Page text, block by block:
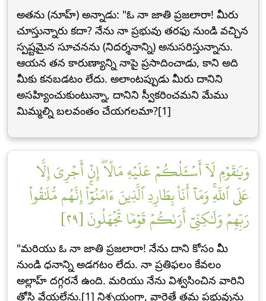
అతను (నూహ్) అన్నాడు: "ఓ నా జాతి ప్రజలారా! మీరు
చూస్తున్నారు కదా? నేను నా ప్రభువు తరఫు నుండి వచ్చిన
స్పష్టమైన సూచనను (నిదర్శనాన్ని) అనుసరిస్తున్నాను.
ఆయన తన కారుణ్యాన్ని నాపై ప్రసాదించాడు, కాని అది
మీకు కనబడటం లేదు. అలాంటప్పుడు మీరు దానిని
అసహ్యించుకుంటున్నా, దానిని స్వీకరించమని మేము
మిమ్మల్ని బలవంతం చేయగలమా?[1]
وَيَٰقَوۡمِ لَآ أَسۡـَٔلُكُمۡ عَلَيۡهِ مَالًاۖ إِنۡ أَجۡرِيَ إِلَّا
عَلَى ٱللَّهِۚ وَمَآ أَنَا۠ بِطَارِدِ ٱلَّذِينَ ءَامَنُوٓاْۚ إِنَّهُم مُّلَٰقُواْ
رَبِّهِمۡ وَلَٰكِنِّيٓ أَرَىٰكُمۡ قَوۡمٗا تَجۡهَلُونَ [٢٩]
"మరియు ఓ నా జాతి ప్రజలారా! నేను దాని కోసం మీ
నుండి ధనాన్ని అడగటం లేదు. నా ప్రతిఫలం కేవలం
అల్లాహ్ దగ్గరనే ఉంది. మరియు నేను విశ్వసించిన వారిని
త్రోసి వేయలేను.[1] నిశ్చయంగా, వారైతే తమ ప్రభువును